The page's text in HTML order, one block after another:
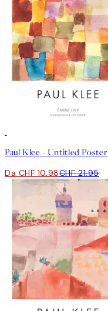
Paul Klee - Untitled Poster
Da CHF 10.98CHF 21.95